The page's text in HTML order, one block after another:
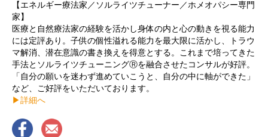
【エネルギー療法家／ソルライツチューナー／ホメオパシー専門
家】
医療と自然療法家の経験を活かし身体の内と心の動きを視る能力
には定評あり。子供の個性溢れる能力を最大限に活かし、トラウ
マ解消、潜在意識の書き換えを得意とする。これまで培ってきた
手法とソルライツチューニングⓇを融合させたコンサルが好評。
「自分の願いを迷わず進めていこうと、自分の中に軸ができた」
など、ご好評をいただいております。
▶︎詳細へ